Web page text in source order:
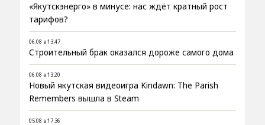
«Якутскэнерго» в минусе: нас ждёт кратный рост
тарифов?
06.08 в 13:47
Строительный брак оказался дороже самого дома
06.08 в 13:20
Новый якутская видеоигра Kindawn: The Parish
Remembers вышла в Steam
05.08 в 17:36